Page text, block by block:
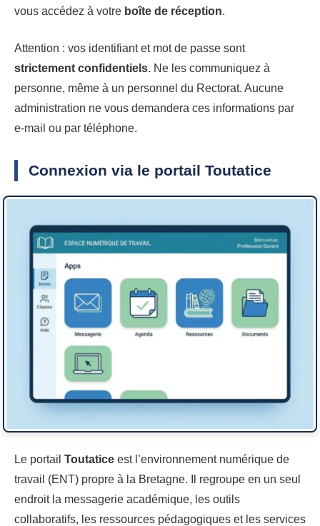
vous accédez à votre boîte de réception.
Attention : vos identifiant et mot de passe sont
strictement confidentiels. Ne les communiquez à
personne, même à un personnel du Rectorat. Aucune
administration ne vous demandera ces informations par
e-mail ou par téléphone.
Connexion via le portail Toutatice
Le portail Toutatice est l’environnement numérique de
travail (ENT) propre à la Bretagne. Il regroupe en un seul
endroit la messagerie académique, les outils
collaboratifs, les ressources pédagogiques et les services